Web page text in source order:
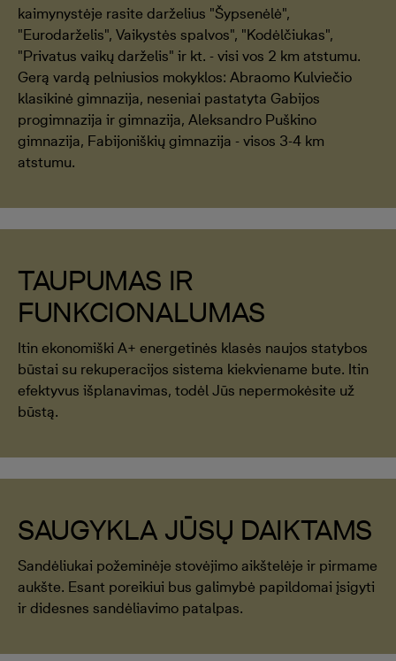
kaimynystėje rasite darželius "Šypsenėlė",
"Eurodarželis", Vaikystės spalvos", "Kodėlčiukas",
"Privatus vaikų darželis" ir kt. - visi vos 2 km atstumu.
Gerą vardą pelniusios mokyklos: Abraomo Kulviečio
klasikinė gimnazija, neseniai pastatyta Gabijos
progimnazija ir gimnazija, Aleksandro Puškino
gimnazija, Fabijoniškių gimnazija - visos 3-4 km
atstumu.
TAUPUMAS IR
FUNKCIONALUMAS
Itin ekonomiški A+ energetinės klasės naujos statybos
būstai su rekuperacijos sistema kiekviename bute. Itin
efektyvus išplanavimas, todėl Jūs nepermokėsite už
būstą.
SAUGYKLA JŪSŲ DAIKTAMS
Sandėliukai požeminėje stovėjimo aikštelėje ir pirmame
aukšte. Esant poreikiui bus galimybė papildomai įsigyti
ir didesnes sandėliavimo patalpas.